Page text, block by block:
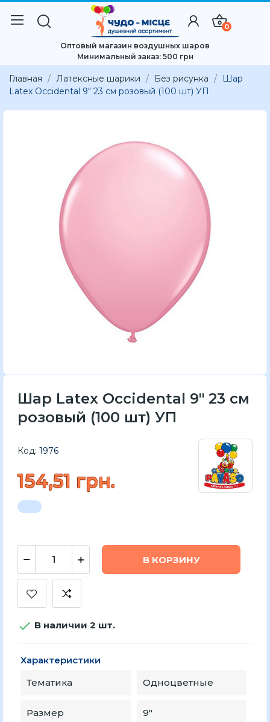
0
Оптовый магазин воздушных шаров
Минимальный заказ: 500 грн
Главная Латексные шарики Без рисунка
Шар
Latex Occidental 9" 23 см розовый (100 шт) УП
Шар Latex Occidental 9" 23 см
розовый (100 шт) УП
Код: 1976
154,51 грн.
В КОРЗИНУ
 В наличии 2 шт.
Характеристики
Тематика
Одноцветные
Размер 9″